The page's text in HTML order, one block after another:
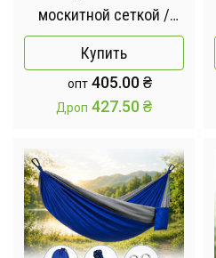
москитной сеткой /
Гамак-спальный мешок
с карманом 220x120 см
Черный
Купить
опт 405.00₴
Дроп 427.50₴